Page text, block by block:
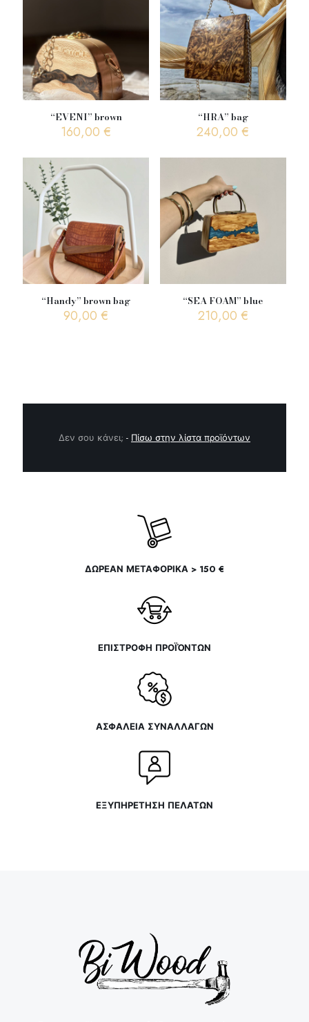
“EVENI” brown
160,00€
“HRA” bag
240,00€
“Handy” brown bag
90,00€
“SEA FOAM” blue
210,00 €
Δεν σου κάνει; - Πίσω στην λίστα προϊόντων
ΔΩΡΕΑΝ ΜΕΤΑΦΟΡΙΚΑ > 150 €
ΕΠΙΣΤΡΟΦΗ ΠΡΟΪΌΝΤΩΝ
ΑΣΦΑΛΕΙΑ ΣΥΝΑΛΛΑΓΩΝ
ΕΞΥΠΗΡΕΤΗΣΗ ΠΕΛΑΤΩΝ